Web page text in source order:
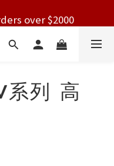
over $2000
over $2000
系列 高